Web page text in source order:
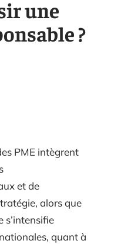
une
?
PME intègrent
et de
alors que
s’intensifie
quant à